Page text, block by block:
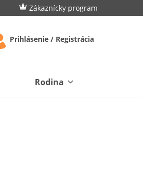
Zákaznícky program
Prihlásenie / Registrácia
Rodina